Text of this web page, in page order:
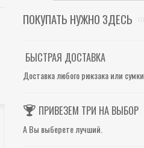
ПОКУПАТЬ НУЖНО ЗДЕСЬ
БЫСТРАЯ ДОСТАВКА
Доставка любого рюкзака или сумки.
ПРИВЕЗЕМ ТРИ НА ВЫБОР
А Вы выберете лучший.